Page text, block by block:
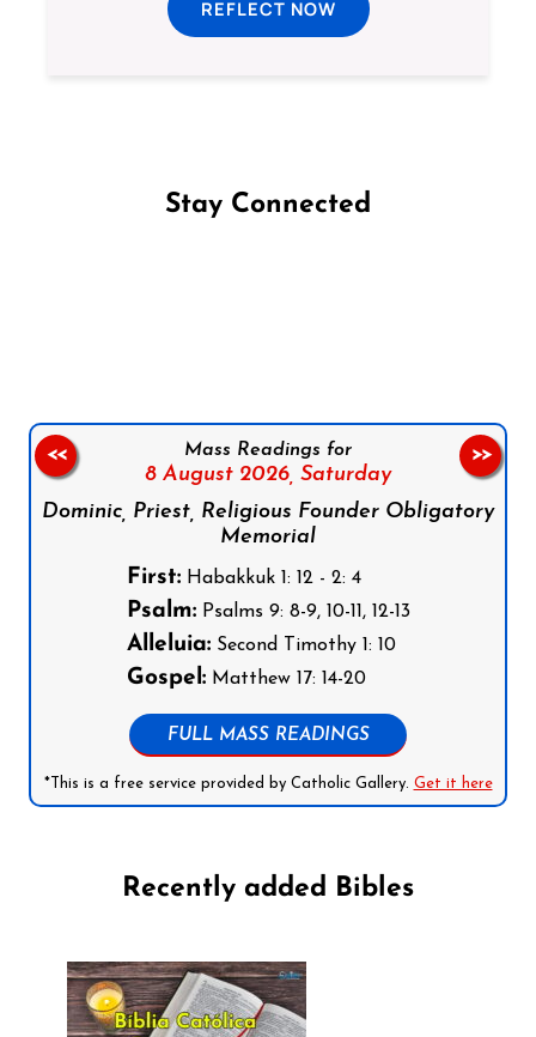
REFLECT NOW
Stay Connected
Mass Readings for
8 August 2026, Saturday
Dominic, Priest, Religious Founder Obligatory
Memorial
First:Habakkuk 1: 12 - 2: 4
Psalm:Psalms 9: 8-9, 10-11, 12-13
Alleluia:Second Timothy 1: 10
Gospel:Matthew 17: 14-20
FULL MASS READINGS
*This is a free service provided by Catholic Gallery. Get it here
<< >>
Recently added Bibles